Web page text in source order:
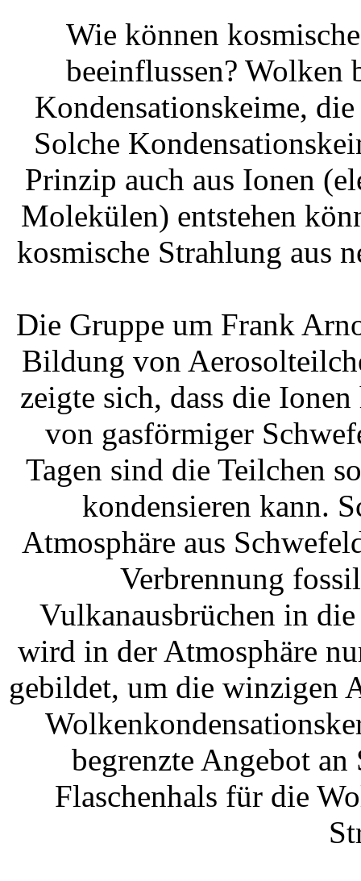
Wie können
beeinflussen? Wolken
Kondensationskeime,
Solche
Prinzip auch aus Ionen
Molekülen) entstehen
kosmische Strahlung aus
Die Gruppe um Frank
Bildung von
zeigte sich, dass die
von gasförmiger
Tagen sind die Teilchen
kondensieren kann.
Atmosphäre aus
Verbrennung
Vulkanausbrüchen in
wird in der Atmosphäre
gebildet, um die winzigen
begrenzte Angebot
Flaschenhals für die